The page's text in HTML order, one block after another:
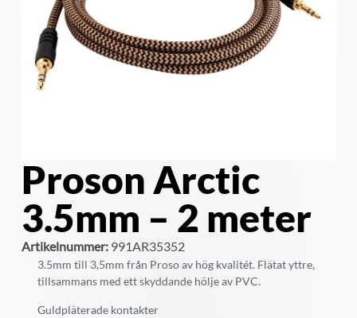
Proson Arctic
3.5mm – 2 meter
Artikelnummer:991AR35352
3.5mm till 3,5mm från Proso av hög kvalitét. Flätat yttre,
tillsammans med ett skyddande hölje av PVC.
Guldpläterade kontakter